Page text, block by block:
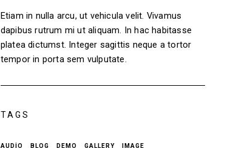
Etiam in nulla arcu, ut vehicula velit. Vivamus
dapibus rutrum mi ut aliquam. In hac habitasse
platea dictumst. Integer sagittis neque a tortor
tempor in porta sem vulputate.
TAGS
AUDIO BLOG DEMO GALLERY IMAGE